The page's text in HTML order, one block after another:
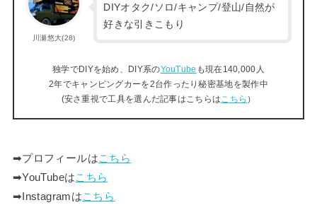
川瀬悠大(28)
DIYオタク/ソロ/キャンプ/登山/自然が
好きな引きこもり
独学でDIYを始め、DIY系のYouTube も現在140,000人
2年でキャンピングカーを2台作ったり秘密基地を製作中
(安さ重視で工具を選んだ記事はこちらは こちら ）
➡︎プロフィールはこちら
➡︎YouTubeはこちら
➡︎Instagramはこちら